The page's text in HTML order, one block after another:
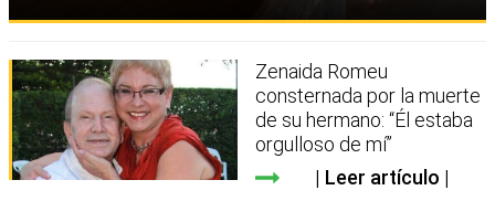
Zenaida Romeu
consternada por la muerte
de su hermano: “Él estaba
orgulloso de mí”
Leer artículo